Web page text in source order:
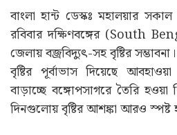
বাংলা হান্ট ডেস্কঃ মহালয়ার
রবিবার দক্ষিণবঙ্গের (South
জেলায় বজ্রবিদ্যুৎ-সহ বৃষ্টির
বৃষ্টির পূর্বাভাস দিয়েছে
বাড়াচ্ছে বঙ্গোপসাগরে তৈরি
দিনগুলোয় বৃষ্টির আশঙ্কা আরও স্পষ্ট